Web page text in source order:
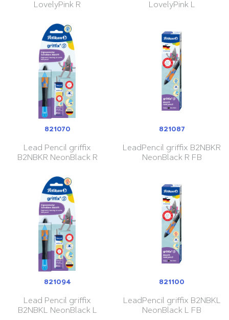
LovelyPink R
LovelyPink L
821070
Lead Pencil griffix
B2NBKR NeonBlack R
821087
LeadPencil griffix B2NBKR
NeonBlack R FB
821094
Lead Pencil griffix
B2NBKL NeonBlack L
821100
LeadPencil griffix B2NBKL
NeonBlack L FB